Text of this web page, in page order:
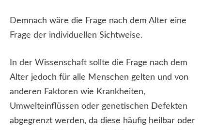
Demnach wäre die Frage nach dem Alter eine
Frage der individuellen Sichtweise.
In der Wissenschaft sollte die Frage nach dem
Alter jedoch für alle Menschen gelten und von
anderen Faktoren wie Krankheiten,
Umwelteinflüssen oder genetischen Defekten
abgegrenzt werden, da diese häufig heilbar oder